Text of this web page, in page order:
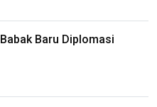
Baru Diplomasi